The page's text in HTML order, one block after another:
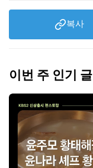
복사
이번 주 인기 글